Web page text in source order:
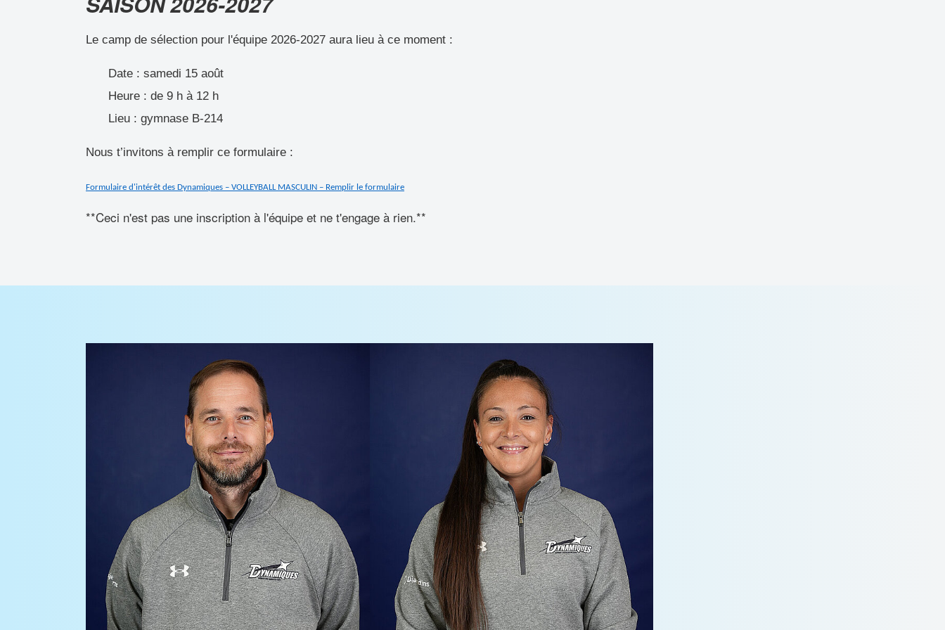
Le camp de sélection pour l'équipe 2026-2027 aura lieu à ce moment :
Date : samedi 15 août
Heure : de 9 h à 12 h
Lieu : gymnase B-214
Nous t’invitons à remplir ce formulaire :
Formulaire d'intérêt des Dynamiques – VOLLEYBALL MASCULIN – Remplir le formulaire
**Ceci n'est pas une inscription à l'équipe et ne t'engage à rien.**